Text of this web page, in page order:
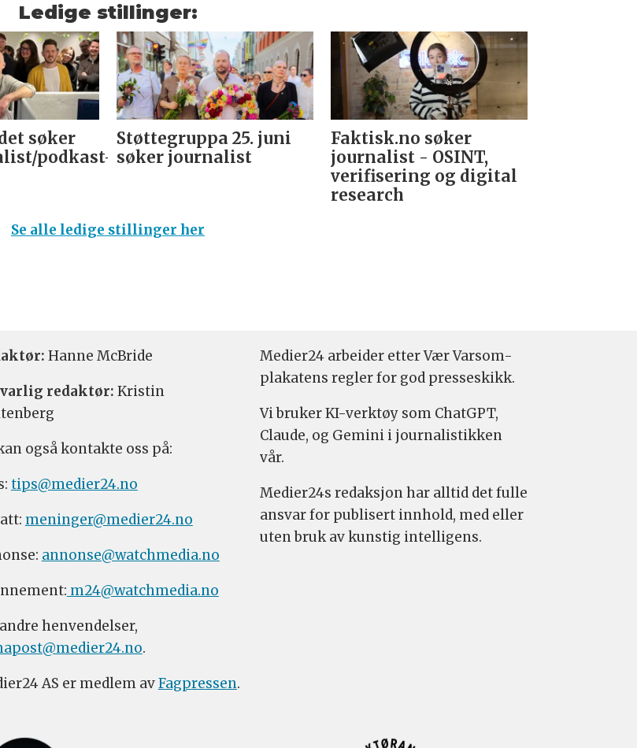
Ledige stillinger:
søker
podkast-
Støttegruppa 25. juni
søker journalist
Faktisk.no søker
journalist - OSINT,
verifisering og digital
research­
Se alle ledige stillinger her
Hanne McBride
redaktør: Kristin
også kontakte oss på:
tips@medier24.no
meninger@medier24.no
annonse@watchmedia.no
m24@watchmedia.no
andre henvendelser,
.
AS er medlem avFagpressen.
Medier24 arbeider etter Vær Varsom-
plakatens regler for god presseskikk.
Vi bruker KI-verktøy som ChatGPT,
Claude, og Gemini i journalistikken
vår.
Medier24s redaksjon har alltid det fulle
ansvar for publisert innhold, med eller
uten bruk av kunstig intelligens.